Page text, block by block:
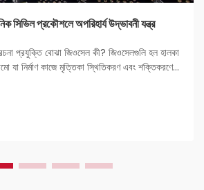
সিভিল প্রকৌশলে অপরিহার্য উদ্ভাবনী যন্ত্র
প্রযুক্তি বোঝা জিওসেল কী? জিওসেলগুলি হল হালকা
যা নির্মাণ কাজে মৃত্তিকা স্থিতিকরণ এবং শক্তিকরণের